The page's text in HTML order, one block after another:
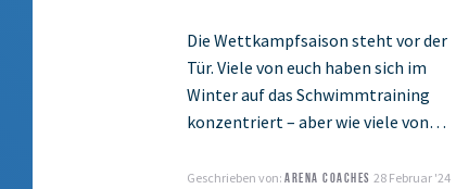
Die Wettkampfsaison steht vor der
Tür. Viele von euch haben sich im
Winter auf das Schwimmtraining
konzentriert – aber wie viele von
Becken …
Geschrieben von: ARENA COACHES 28 Februar '24